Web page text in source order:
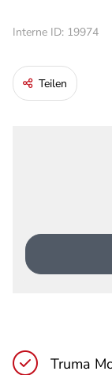
Interne ID: 19974
Teilen
Truma